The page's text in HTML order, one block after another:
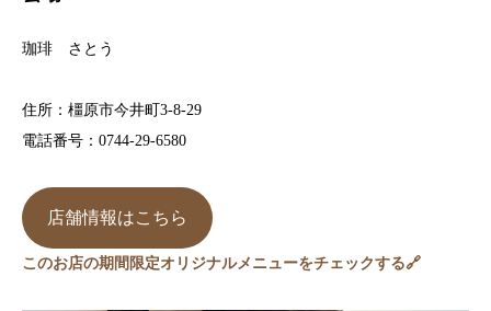
珈琲 さとう
住所：橿原市今井町3-8-29
電話番号：0744-29-6580
店舗情報はこちら
このお店の期間限定オリジナルメニューをチェックする🔗